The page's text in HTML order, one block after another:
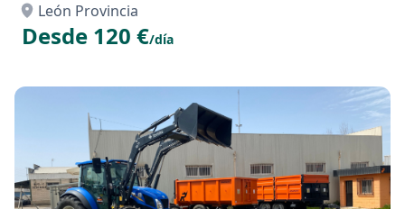
León Provincia
Desde 120 €/día